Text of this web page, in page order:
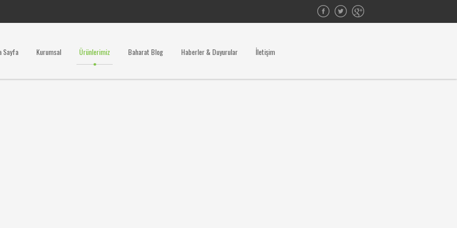
Sayfa Kurumsal Ürünlerimiz Baharat Blog Haberler & Duyurular İletişim